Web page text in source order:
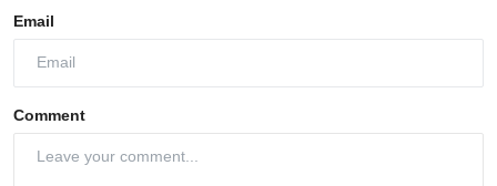
Email
Comment